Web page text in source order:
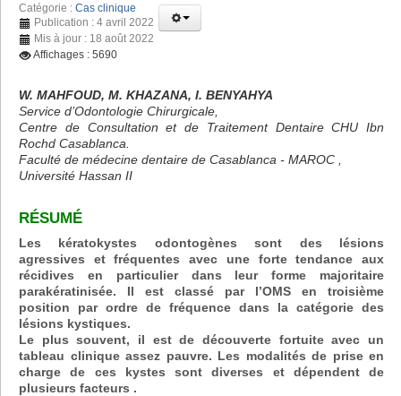
Catégorie : Cas clinique
Publication : 4 avril 2022
Mis à jour : 18 août 2022
Affichages : 5690
W. MAHFOUD, M. KHAZANA, I. BENYAHYA
Service d’Odontologie Chirurgicale,
Centre de Consultation et de Traitement Dentaire CHU Ibn
Rochd Casablanca.
Faculté de médecine dentaire de Casablanca - MAROC ,
Université Hassan II
RÉSUMÉ
Les kératokystes odontogènes sont des lésions
agressives et fréquentes avec une forte tendance aux
récidives en particulier dans leur forme majoritaire
parakératinisée. Il est classé par l’OMS en troisième
position par ordre de fréquence dans la catégorie des
lésions kystiques.
Le plus souvent, il est de découverte fortuite avec un
tableau clinique assez pauvre. Les modalités de prise en
charge de ces kystes sont diverses et dépendent de
plusieurs facteurs .